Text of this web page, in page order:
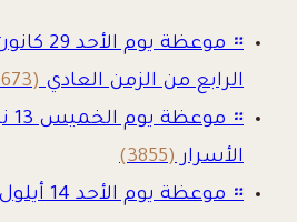
።
الرابع من الزمن العادي(4673)
።
الأسرار(3855)
።